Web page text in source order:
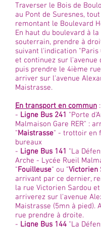
pour passer de l’ombre à
4me atelier : Peint d'Epices:
de s’apaiser, de s’équilibrer,
la sensorialité (5 sens), tout
cadre, son espace, son
Tarifs : 400 € par cycle de 4
Matériels fournis
Information et inscription : 07
www.sunflowerwellness.fr
Lieu: 38 rue Victorien Sardou à
du stade Maurice Hubert,
théâtre de Suresnes, côté
vous garer autour du stade, ou
encore dans le parking du
Leclerc, ensuite, c'est 5
Traverser le Bois de
au Pont de Suresnes,
remontant le Boulevard
En haut du boulevard à
souterrain, prendre à
suivant l'indication "Paris
et continuez sur l'avenue
puis prendre le 4ième
arriver sur l'avenue
Maistrasse.
En transport en commun :
- Ligne Bus 241 "Porte
Malmaison Gare RER" :
"Maistrasse" - trottoir en
bureaux
- Ligne Bus 141 "La
Arche - Lycée Rueil
"Fouilleuse" ou "Victorien
arrivant par ce dernier,
la rue Victorien Sardou
arriverez sur l'avenue
Maistrasse (5mn à pied).
rue prendre à droite.
- Ligne Bus 144 "La